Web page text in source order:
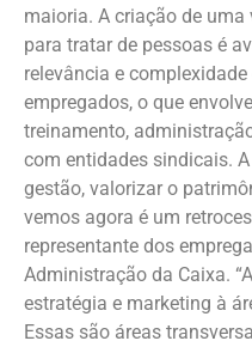
maioria. A criação de
para tratar de pessoas é
relevância e
empregados, o que
treinamento,
com entidades sindicais.
gestão, valorizar o
vemos agora é um
representante dos
Administração da Caixa.
estratégia e marketing à
Essas são áreas